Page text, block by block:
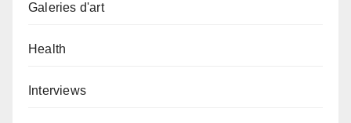
Galeries d'art
Health
Interviews